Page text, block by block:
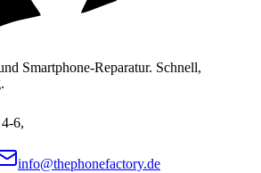
Smartphone-Reparatur. Schnell,
4-6,
info@thephonefactory.de